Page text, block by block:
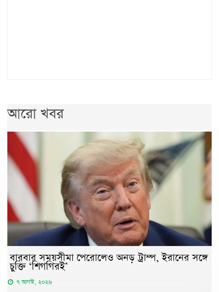
আরো খবর
বারবার সময়সীমা পেরোলেও অনড় ট্রাম্প, ইরানের সঙ্গে
চুক্তি ‘শিগগিরই’
৭ আগস্ট, ২০২৬